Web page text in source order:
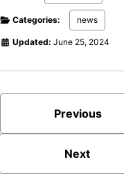
Categories: news
Updated: June 25, 2024
Previous
Next